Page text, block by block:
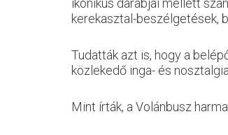
ikonikus darabjai mellett
kerekasztal-beszélgetések,
Tudatták azt is, hogy a
közlekedő inga- és
Mint írták, a Volánbusz